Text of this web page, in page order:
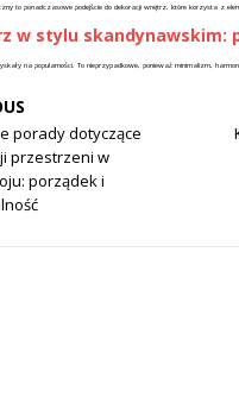
to ponadczasowe podejście do dekoracji wnętrz, które korzysta z
w stylu skandynawskim:
na popularności. To nieprzypadkowe, ponieważ minimalizm,
porady dotyczące
przestrzeni w
porządek i